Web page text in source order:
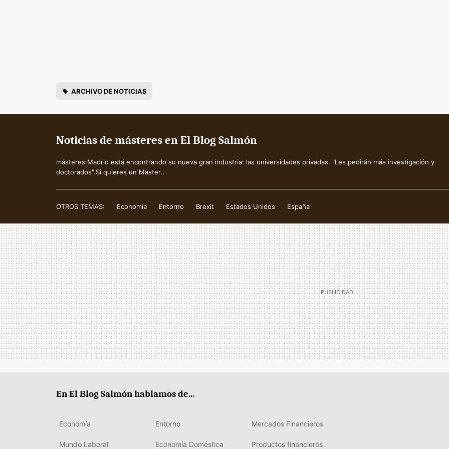
ARCHIVO DE NOTICIAS
Noticias de másteres en El Blog Salmón
másteres:Madrid está encontrando su nueva gran industria: las universidades privadas. "Les pedirán más investigación y
doctorados".Si quieres un Master..
OTROS TEMAS: Economía Entorno Brexit Estados Unidos España
En El Blog Salmón hablamos de...
Economía Entorno Mercados Financieros
Mundo Laboral Economía Doméstica Productos financieros